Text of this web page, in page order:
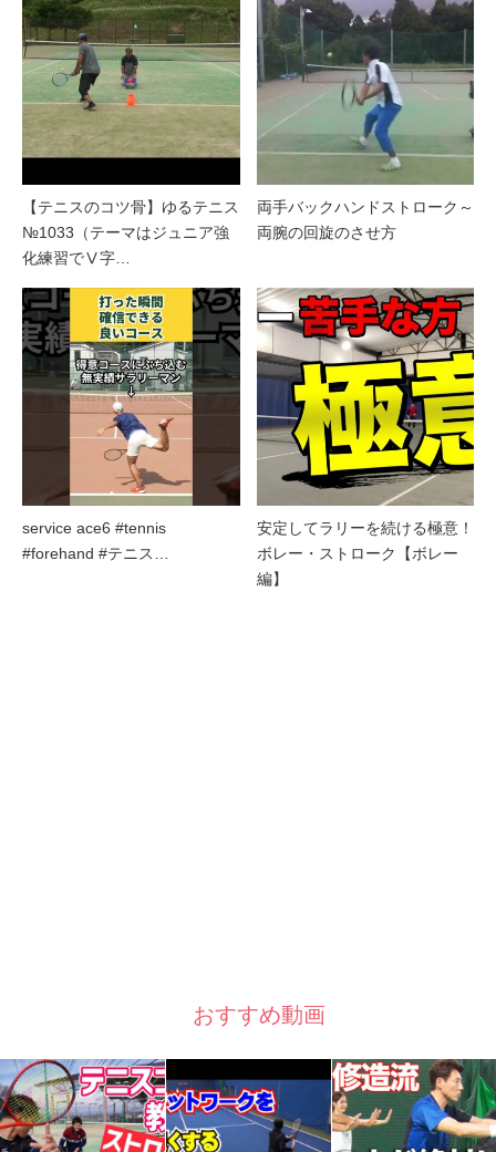
【テニスのコツ骨】ゆるテニス
№1033（テーマはジュニア強
化練習でⅤ字…
両手バックハンドストローク～
両腕の回旋のさせ方
service ace6 #tennis
#forehand #テニス…
安定してラリーを続ける極意！
ボレー・ストローク【ボレー
編】
おすすめ動画